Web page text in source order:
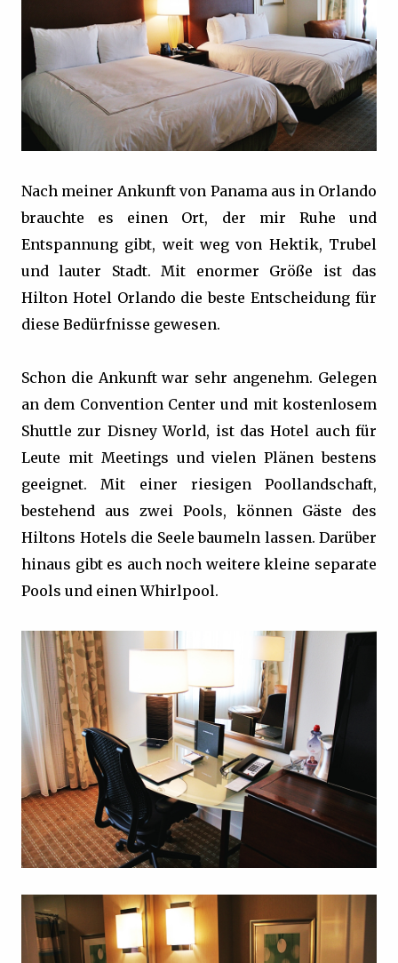
Nach meiner Ankunft von Panama aus in Orlando
brauchte es einen Ort, der mir Ruhe und
Entspannung gibt, weit weg von Hektik, Trubel
und lauter Stadt. Mit enormer Größe ist das
Hilton Hotel Orlando die beste Entscheidung für
diese Bedürfnisse gewesen.
Schon die Ankunft war sehr angenehm. Gelegen
an dem Convention Center und mit kostenlosem
Shuttle zur Disney World, ist das Hotel auch für
Leute mit Meetings und vielen Plänen bestens
geeignet. Mit einer riesigen Poollandschaft,
bestehend aus zwei Pools, können Gäste des
Hiltons Hotels die Seele baumeln lassen. Darüber
hinaus gibt es auch noch weitere kleine separate
Pools und einen Whirlpool.